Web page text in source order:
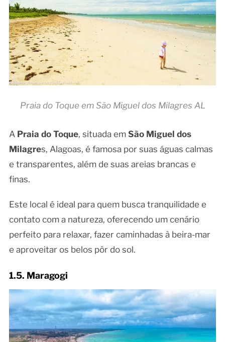
Praia do Toque em São Miguel dos Milagres AL
A Praia do Toque, situada em São Miguel dos
Milagres, Alagoas, é famosa por suas águas calmas
e transparentes, além de suas areias brancas e
finas.
Este local é ideal para quem busca tranquilidade e
contato com a natureza, oferecendo um cenário
perfeito para relaxar, fazer caminhadas à beira-mar
e aproveitar os belos pôr do sol.
1.5. Maragogi